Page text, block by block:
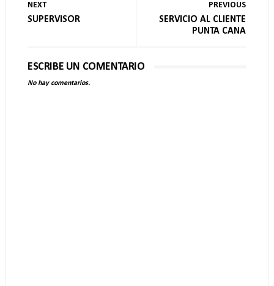
NEXT
SUPERVISOR
PREVIOUS
SERVICIO AL CLIENTE
PUNTA CANA
ESCRIBE UN COMENTARIO
No hay comentarios.